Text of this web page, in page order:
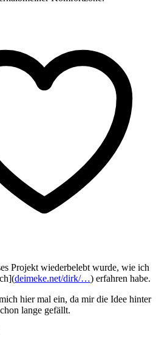
Projekt wiederbelebt wurde, wie ich
deimeke.net/dirk/…) erfahren habe.
hier mal ein, da mir die Idee hinter
lange gefällt.